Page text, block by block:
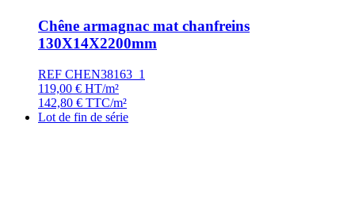
Chêne armagnac mat chanfreins
130X14X2200mm
REF CHEN38163_1
119,00 € HT/m²
142,80 € TTC/m²
Lot de fin de série